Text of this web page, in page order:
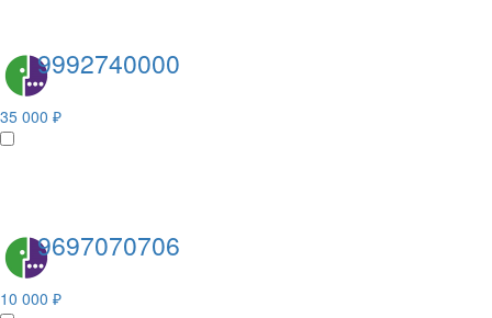
9992740000
35 000 ₽
9697070706
10 000 ₽